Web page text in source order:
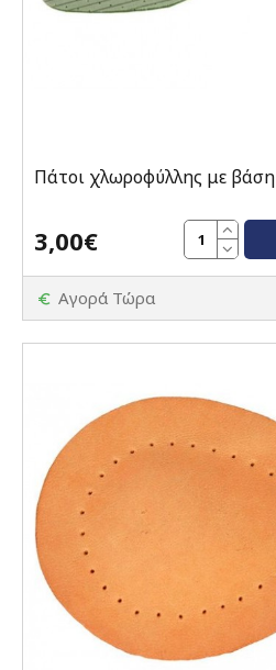
Πάτοι χλωροφύλλης με βάση
3,00€
Αγορά Τώρα